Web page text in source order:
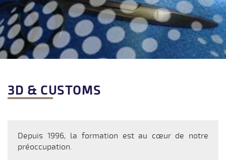
3D & CUSTOMS
Depuis 1996, la formation est au cœur de notre
préoccupation.